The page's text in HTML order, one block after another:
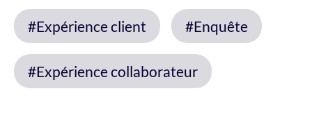
#Expérience client #Enquête
#Expérience collaborateur